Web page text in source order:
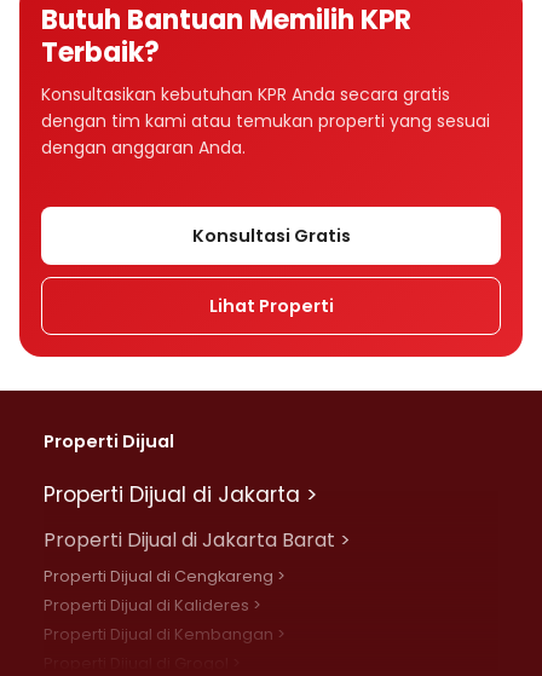
Butuh Bantuan Memilih KPR
Terbaik?
Konsultasikan kebutuhan KPR Anda secara gratis
dengan tim kami atau temukan properti yang sesuai
dengan anggaran Anda.
Konsultasi Gratis
Lihat Properti
Properti Dijual
Properti Dijual di Jakarta >
Properti Dijual di Jakarta Barat >
Properti Dijual di Cengkareng >
Properti Dijual di Kalideres >
Properti Dijual di Kembangan >